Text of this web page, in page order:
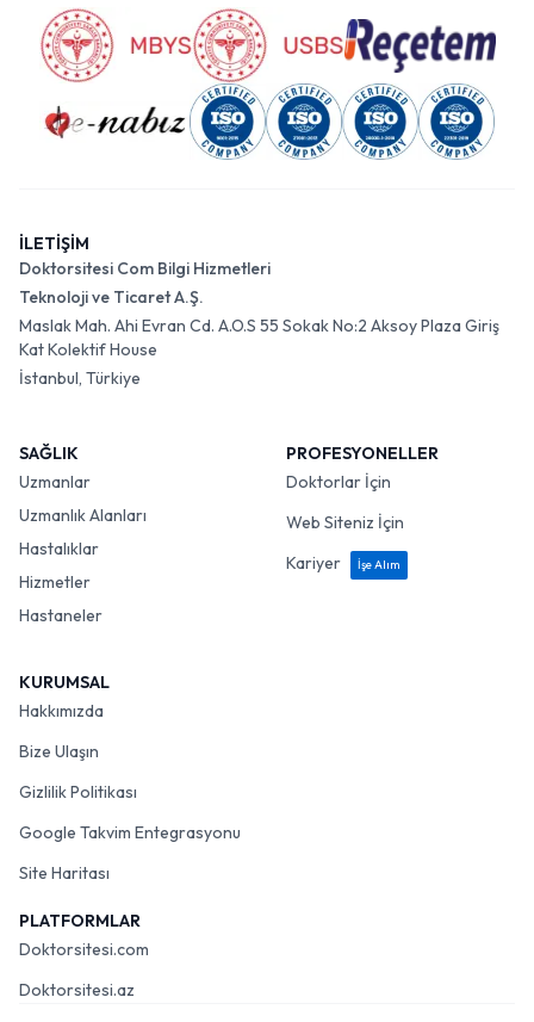
İLETİŞİM
Doktorsitesi Com Bilgi Hizmetleri
Teknoloji ve Ticaret A.Ş.
Maslak Mah. Ahi Evran Cd. A.O.S 55 Sokak No:2 Aksoy Plaza Giriş
Kat Kolektif House
İstanbul, Türkiye
SAĞLIK
Uzmanlar
Uzmanlık Alanları
Hastalıklar
Hizmetler
Hastaneler
PROFESYONELLER
Doktorlar İçin
Web Siteniz İçin
Kariyer
İşe Alım
KURUMSAL
Hakkımızda
Bize Ulaşın
Gizlilik Politikası
Google Takvim Entegrasyonu
Site Haritası
PLATFORMLAR
Doktorsitesi.com
Doktorsitesi.az